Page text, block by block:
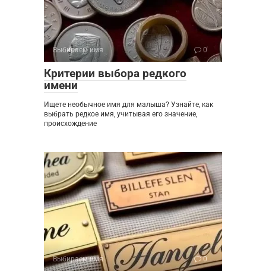
Выбираем имя 0
Критерии выбора редкого
имени
Ищете необычное имя для малыша? Узнайте, как
выбрать редкое имя, учитывая его значение,
происхождение
Выбираем имя 0